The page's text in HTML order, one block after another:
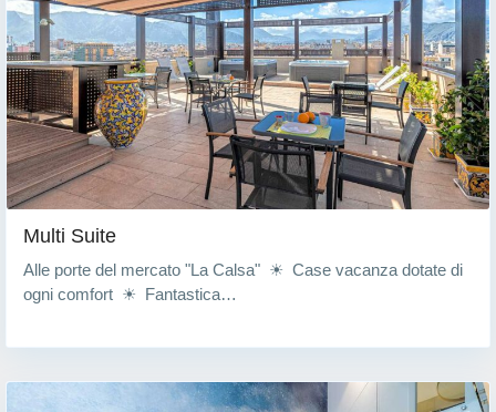
Multi Suite
Alle porte del mercato "La Calsa" ☀ Case vacanza dotate di
ogni comfort ☀ Fantastica…